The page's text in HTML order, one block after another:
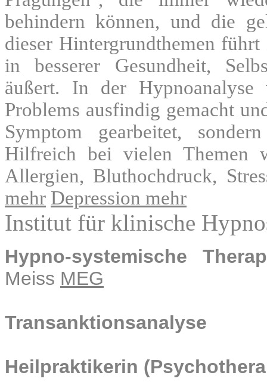
behindern können, und die
dieser Hintergrundthemen
in besserer Gesundheit,
äußert. In der
Problems ausfindig gemacht
Symptom gearbeitet,
Hilfreich bei vielen Themen
Allergien, Bluthochdruck,
mehr Depression mehr
Institut für klinische
Hypno-systemische
Meiss MEG
Transanktionsanalyse
Heilpraktikerin